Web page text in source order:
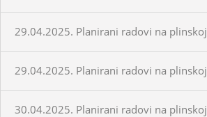
29.04.2025. Planirani radovi na
29.04.2025. Planirani radovi na
30.04.2025. Planirani radovi na